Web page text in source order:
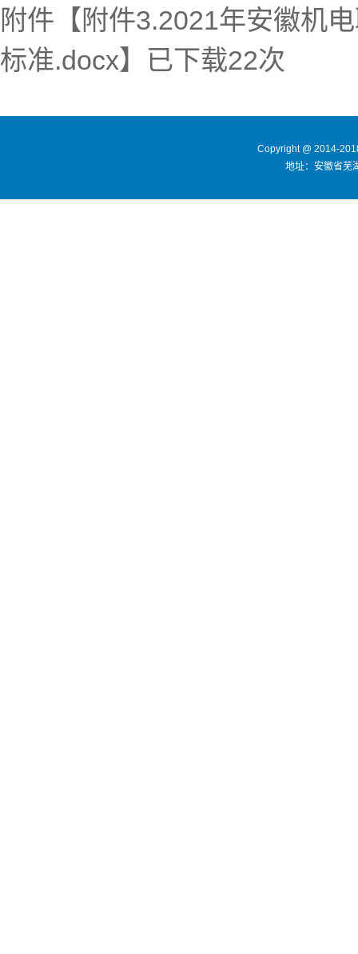
附件【 附件3.2021年安徽机
标准.docx】已下载22次
Copyright @ 2014-
地址：安徽省芜